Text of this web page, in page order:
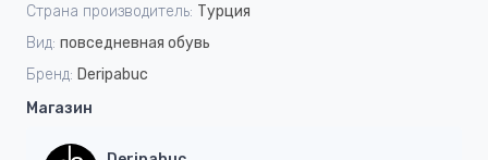
Страна производитель: Турция
Вид: повседневная обувь
Бренд: Deripabuc
Магазин